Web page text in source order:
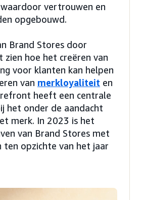
vertrouwen en
opgebouwd.
Brand Stores door
zien hoe het creëren van
voor klanten kan helpen
van merkloyaliteit en
heeft een centrale
het onder de aandacht
merk. In 2023 is het
van Brand Stores met
ten opzichte van het jaar